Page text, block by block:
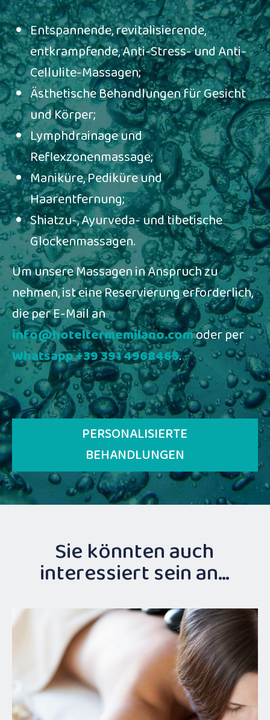
Entspannende, revitalisierende,
entkrampfende, Anti-Stress- und Anti-
Cellulite-Massagen;
Ästhetische Behandlungen für Gesicht
und Körper;
Lymphdrainage und
Reflexzonenmassage;
Maniküre, Pediküre und
Haarentfernung;
Shiatzu-, Ayurveda- und tibetische
Glockenmassagen.
Um unsere Massagen in Anspruch zu
nehmen, ist eine Reservierung erforderlich,
die per E-Mail an
info@hoteltermemilano.comoder per
Whatsapp +39 391 4968465.
PERSONALISIERTE
BEHANDLUNGEN
Sie könnten auch
interessiert sein an…